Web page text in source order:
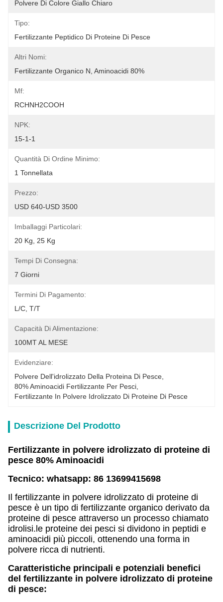
Polvere Di Colore Giallo Chiaro
Tipo:
Fertilizzante Peptidico Di Proteine Di Pesce
Altri Nomi:
Fertilizzante Organico N, Aminoacidi 80%
Mf:
RCHNH2COOH
NPK:
15-1-1
Quantità Di Ordine Minimo:
1 Tonnellata
Prezzo:
USD 640-USD 3500
Imballaggi Particolari:
20 Kg, 25 Kg
Tempi Di Consegna:
7 Giorni
Termini Di Pagamento:
L/C, T/T
Capacità Di Alimentazione:
100MT AL MESE
Evidenziare:
Polvere Dell'idrolizzato Della Proteina Di Pesce
80% Aminoacidi Fertilizzante Per Pesci
Fertilizzante In Polvere Idrolizzato Di Proteine Di Pesce
Descrizione Del Prodotto
Fertilizzante in polvere idrolizzato di proteine di
pesce 80% Aminoacidi
Tecnico: whatsapp: 86 13699415698
Il fertilizzante in polvere idrolizzato di proteine di
pesce è un tipo di fertilizzante organico derivato da
proteine di pesce attraverso un processo chiamato
idrolisi.le proteine dei pesci si dividono in peptidi e
aminoacidi più piccoli, ottenendo una forma in
polvere ricca di nutrienti.
Caratteristiche principali e potenziali benefici
del fertilizzante in polvere idrolizzato di proteine
di pesce: